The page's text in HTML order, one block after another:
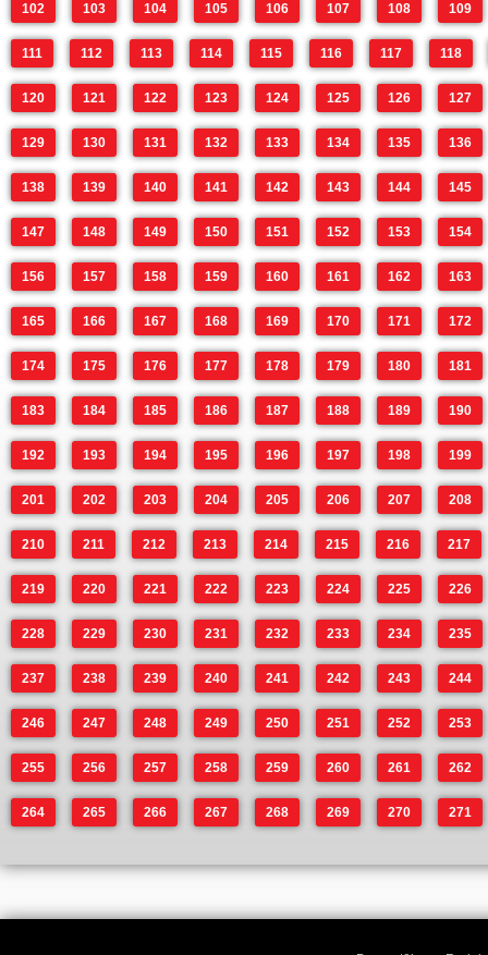
102 103 104 105 106 107 108 109
111 112 113 114 115 116 117 118
120 121 122 123 124 125 126 127
129 130 131 132 133 134 135 136
138 139 140 141 142 143 144 145
147 148 149 150 151 152 153 154
156 157 158 159 160 161 162 163
165 166 167 168 169 170 171 172
174 175 176 177 178 179 180 181
183 184 185 186 187 188 189 190
192 193 194 195 196 197 198 199
201 202 203 204 205 206 207 208
210 211 212 213 214 215 216 217
219 220 221 222 223 224 225 226
228 229 230 231 232 233 234 235
237 238 239 240 241 242 243 244
246 247 248 249 250 251 252 253
255 256 257 258 259 260 261 262
264 265 266 267 268 269 270 271